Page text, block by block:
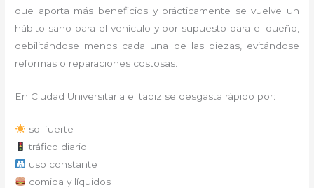
que aporta más beneficios y prácticamente se vuelve un
hábito sano para el vehículo y por supuesto para el dueño,
debilitándose menos cada una de las piezas, evitándose
reformas o reparaciones costosas.
En Ciudad Universitaria el tapiz se desgasta rápido por:
sol fuerte
tráfico diario
uso constante
comida y líquidos